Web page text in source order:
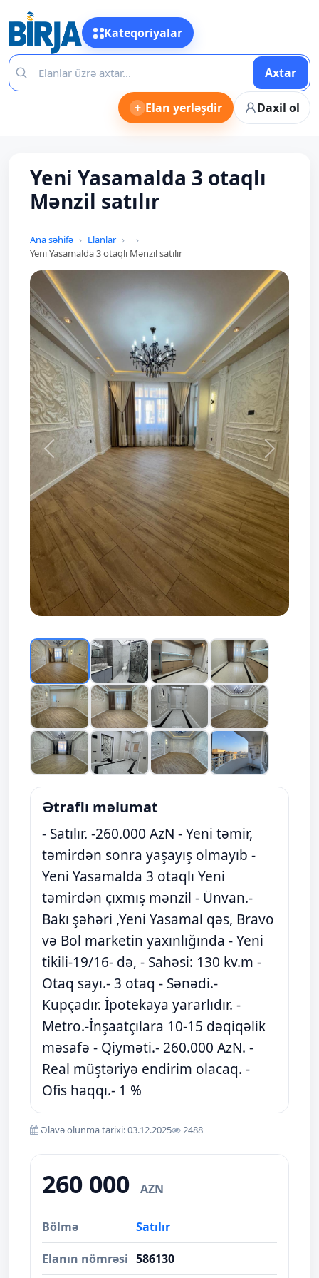
Kateqoriyalar
Axtar
+ Elan yerləşdir Daxil ol
Yeni Yasamalda 3 otaqlı
Mənzil satılır
Ana səhifə
Elanlar
Yeni Yasamalda 3 otaqlı Mənzil satılır
Prev Next
Ətraflı məlumat
- Satılır. -260.000 AzN - Yeni təmir,
təmirdən sonra yaşayış olmayıb -
Yeni Yasamalda 3 otaqlı Yeni
təmirdən çıxmış mənzil - Ünvan.-
Bakı şəhəri ,Yeni Yasamal qəs, Bravo
və Bol marketin yaxınlığında - Yeni
tikili-19/16- də, - Sahəsi: 130 kv.m -
Otaq sayı.- 3 otaq - Sənədi.-
Kupçadır. İpotekaya yararlıdır. -
Metro.-İnşaatçılara 10-15 dəqiqəlik
məsafə - Qiyməti.- 260.000 AzN. -
Real müştəriyə endirim olacaq. -
Ofis haqqı.- 1 %
Əlavə olunma tarixi: 03.12.2025 2488
260 000 AZN
Bölmə Satılır
Elanın nömrəsi 586130